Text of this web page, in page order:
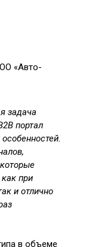
«Авто-
задача
портал
при
и отлично
в объеме